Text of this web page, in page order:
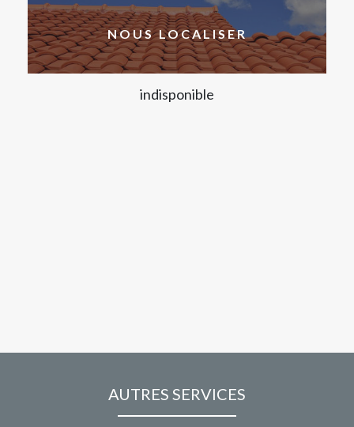
NOUS LOCALISER
indisponible
AUTRES SERVICES